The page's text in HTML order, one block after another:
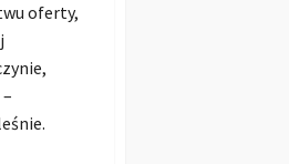
oferty,